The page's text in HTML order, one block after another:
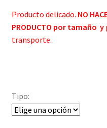
Producto delicado. NO
PRODUCTO por tamaño y
transporte.
Tipo: